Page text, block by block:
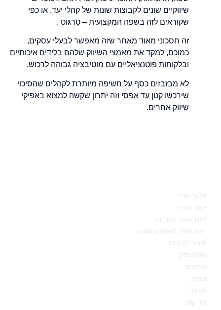
שיווקיים שונים לקבוצות שונות של קהלי יעד, או כפי
שקוראים לזה בשפה המקצועית – טִרְגּוּט .
זה חסכוני מאוד מאחר שזה מאפשר לבעלי עסקים,
כמוכם, למקד את מאמצי השיווק שלהם בלידים איכותיים
ובלקוחות פוטנציאליים עם מוטיבציה גבוהה לרכוש.
לא מבזבזים כסף על חשיפה מיותרת לקהלים שהסיכוי
שירכשו קטן עד אפסי וזה יתרון שקשה למצוא באפיקי
שיווק אחרים.
אלעד הדר
ייעוץ עסקי
ייעוץ עסקי לחברות
ייעוץ עסקי לעסקים קטנים
סיפורי הצלחה
מגזין עסקי
אירועים
הצוות
אודות
צור קשר